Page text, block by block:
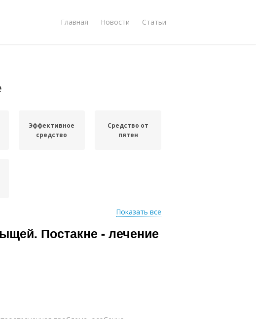
Главная Новости Статьи
Эффективное
средство
Средство от
пятен
Показать все
Постакне - лечение